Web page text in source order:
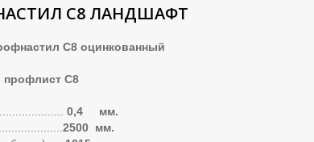
С8 ЛАНДШАФТ
С8 оцинкованный
профлист С8
0,4 мм.
2500 мм.